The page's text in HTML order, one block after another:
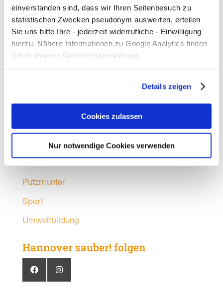
einverstanden sind, dass wir Ihren Seitenbesuch zu
statistischen Zwecken pseudonym auswerten, erteilen
Sie uns bitte Ihre - jederzeit widerrufliche - Einwilligung
hierzu. Nähere Informationen zu Google Analytics finden
Sie in unserer Datenschutzerklärung.
Details zeigen
Cookies zulassen
Nur notwendige Cookies verwenden
Allgemein
Bauen und Wohnen
Energie
Medien
Organisationen
Putzmunter
Sport
Umweltbildung
Hannover sauber! folgen